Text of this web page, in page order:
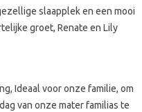
slaapplek en een mooi
groet, Renate en Lily
Ideaal voor onze familie, om
van onze mater familias te